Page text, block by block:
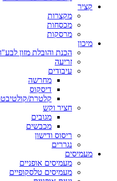
קציר
מקצרות
מכסחות
מרסקות
מיכון
הכנת והובלת מזון לבע"ח
זריעה
עיבודים
מחרשה
דיסקוס
קלטרת/קולטיבטור
חציר וקש
מגובים
מכבשים
ריסוס ודישון
נגררים
מעמיסים
מעמיסים אופניים
מעמיסים טלסקופיים